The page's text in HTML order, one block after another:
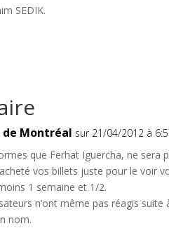
SEDIK.
de Montréal sur 21/04/2012 à
que Ferhat Iguercha, ne sera
vos billets juste pour le voir
1 semaine et 1/2.
n’ont même pas réagis suite
nom.